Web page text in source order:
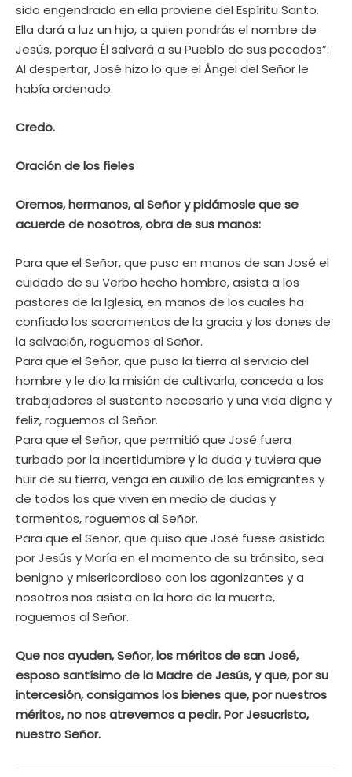
sido engendrado en ella proviene del Espíritu Santo.
Ella dará a luz un hijo, a quien pondrás el nombre de
Jesús, porque Él salvará a su Pueblo de sus pecados”.
Al despertar, José hizo lo que el Ángel del Señor le
había ordenado.
Credo.
Oración de los fieles
Oremos, hermanos, al Señor y pidámosle que se
acuerde de nosotros, obra de sus manos:
Para que el Señor, que puso en manos de san José el
cuidado de su Verbo hecho hombre, asista a los
pastores de la Iglesia, en manos de los cuales ha
confiado los sacramentos de la gracia y los dones de
la salvación, roguemos al Señor.
Para que el Señor, que puso la tierra al servicio del
hombre y le dio la misión de cultivarla, conceda a los
trabajadores el sustento necesario y una vida digna y
feliz, roguemos al Señor.
Para que el Señor, que permitió que José fuera
turbado por la incertidumbre y la duda y tuviera que
huir de su tierra, venga en auxilio de los emigrantes y
de todos los que viven en medio de dudas y
tormentos, roguemos al Señor.
Para que el Señor, que quiso que José fuese asistido
por Jesús y María en el momento de su tránsito, sea
benigno y misericordioso con los agonizantes y a
nosotros nos asista en la hora de la muerte,
roguemos al Señor.
Que nos ayuden, Señor, los méritos de san José,
esposo santísimo de la Madre de Jesús, y que, por su
intercesión, consigamos los bienes que, por nuestros
méritos, no nos atrevemos a pedir. Por Jesucristo,
nuestro Señor.